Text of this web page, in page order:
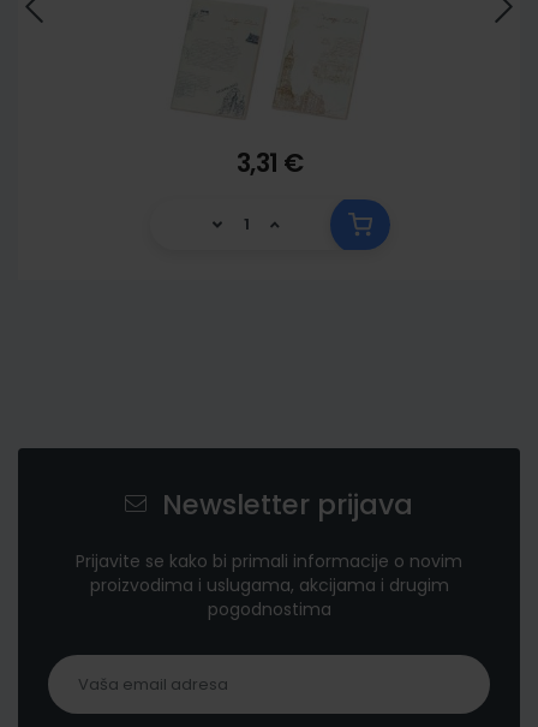
3,31 €
Newsletter prijava
Prijavite se kako bi primali informacije o novim
proizvodima i uslugama, akcijama i drugim
pogodnostima